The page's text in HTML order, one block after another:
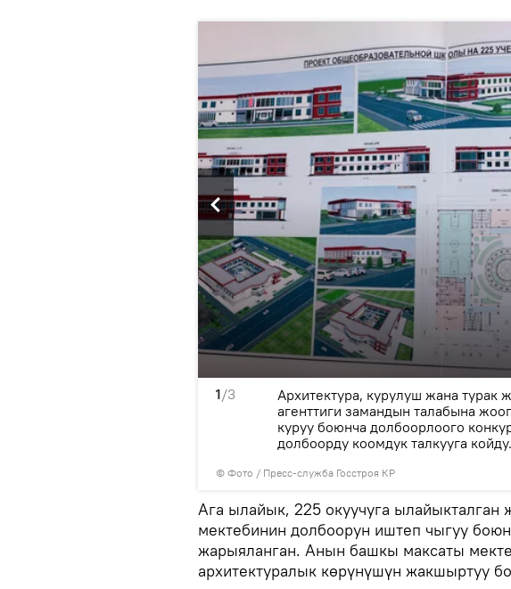
1/3
© Фото / Пресс-служба Госстроя КР
Архитектура, курулуш жана турак
агенттиги замандын талабына
куруу боюнча долбоорлоого
долбоорду коомдук талкууга койду.
Ага ылайык, 225 окуучуга
мектебинин долбоорун иштеп чыгуу
жарыяланган. Анын башкы максаты
архитектуралык көрүнүшүн жакшыртуу